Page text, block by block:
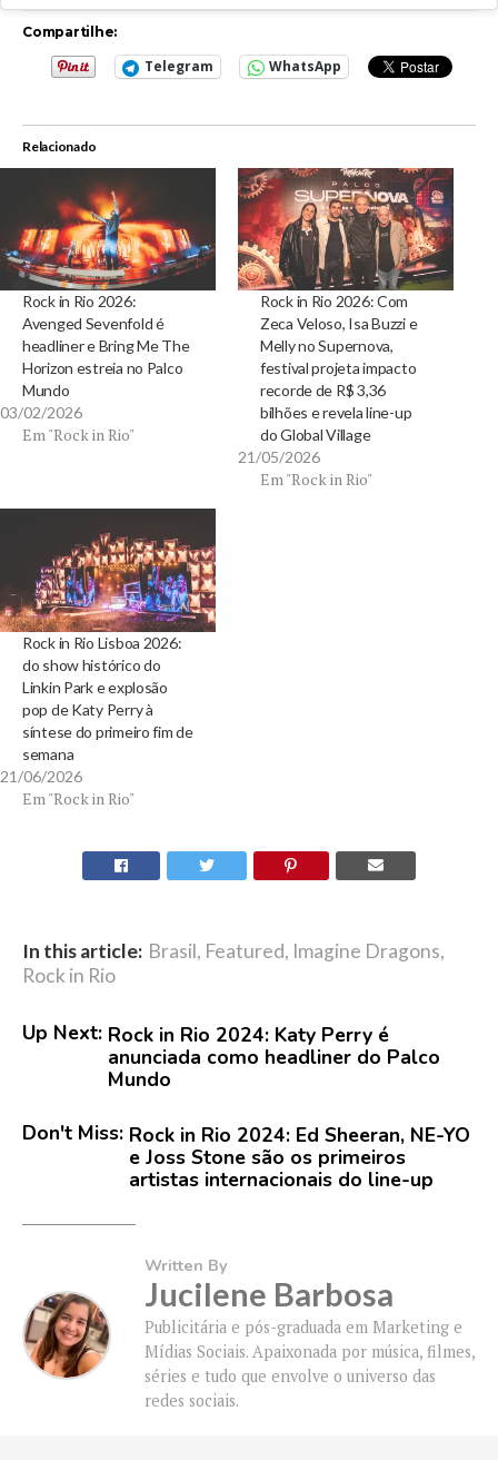
Compartilhe:
Telegram WhatsApp
Relacionado
Rock in Rio 2026:
Avenged Sevenfold é
headliner e Bring Me The
Horizon estreia no Palco
Mundo
03/02/2026
Em "Rock in Rio"
Rock in Rio 2026: Com
Zeca Veloso, Isa Buzzi e
Melly no Supernova,
festival projeta impacto
recorde de R$ 3,36
bilhões e revela line-up
do Global Village
21/05/2026
Em "Rock in Rio"
Rock in Rio Lisboa 2026:
do show histórico do
Linkin Park e explosão
pop de Katy Perry à
síntese do primeiro fim de
semana
21/06/2026
Em "Rock in Rio"
In this article: Brasil, Featured, Imagine Dragons,
Rock in Rio
Up Next: Rock in Rio 2024: Katy Perry é
anunciada como headliner do Palco
Mundo
Don't Miss: Rock in Rio 2024: Ed Sheeran, NE-YO
e Joss Stone são os primeiros
artistas internacionais do line-up
Written By
Jucilene Barbosa
Publicitária e pós-graduada em Marketing e
Mídias Sociais. Apaixonada por música, filmes,
séries e tudo que envolve o universo das
redes sociais.